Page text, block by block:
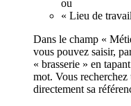
ou
« Lieu de
Dans le champ «
vous pouvez saisir,
« brasserie » en
mot. Vous recherchez
directement sa